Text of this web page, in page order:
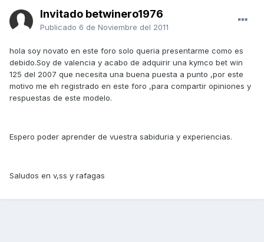
Invitado betwinero1976
Publicado 6 de Noviembre del 2011
hola soy novato en este foro solo queria presentarme como es
debido.Soy de valencia y acabo de adquirir una kymco bet win
125 del 2007 que necesita una buena puesta a punto ,por este
motivo me eh registrado en este foro ,para compartir opiniones y
respuestas de este modelo.
Espero poder aprender de vuestra sabiduria y experiencias.
Saludos en v,ss y rafagas